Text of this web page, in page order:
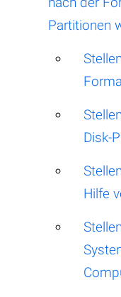
Partitionen
Disk-
Hilfe